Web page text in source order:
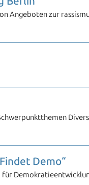
Angeboten zur
Demo“